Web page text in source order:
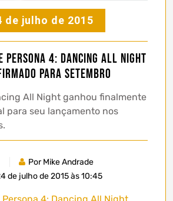
de julho de 2015
Persona 4: Dancing All Night
para Setembro
All Night ganhou finalmente
para seu lançamento nos
Por Mike Andrade
de julho de 2015 às 10:45